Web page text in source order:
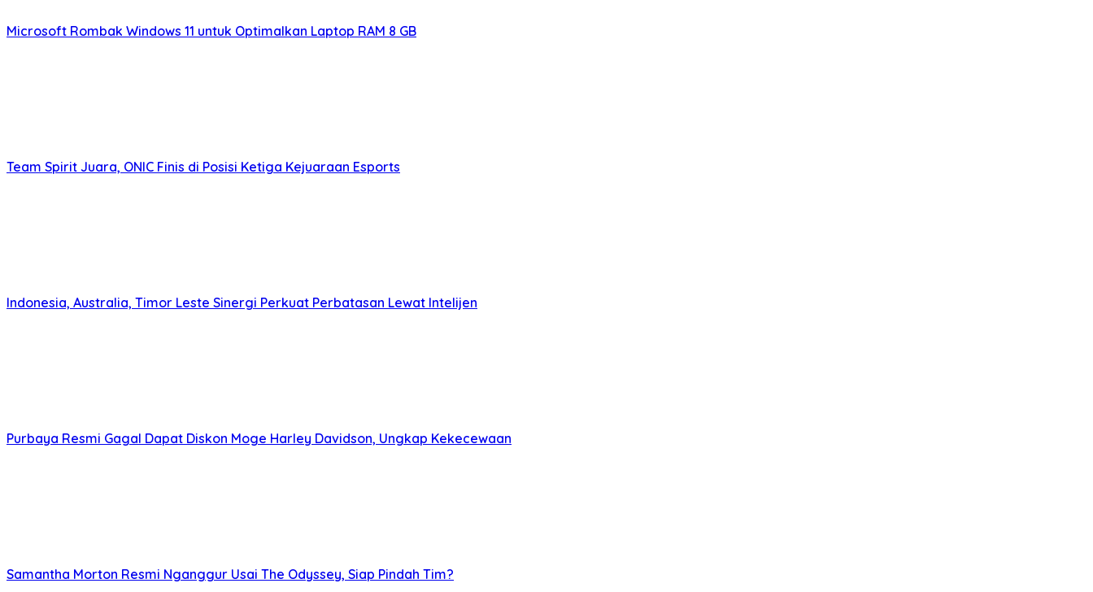
Microsoft Rombak Windows 11 untuk Optimalkan Laptop RAM 8 GB
Team Spirit Juara, ONIC Finis di Posisi Ketiga Kejuaraan Esports
Indonesia, Australia, Timor Leste Sinergi Perkuat Perbatasan Lewat Intelijen
Purbaya Resmi Gagal Dapat Diskon Moge Harley Davidson, Ungkap Kekecewaan
Samantha Morton Resmi Nganggur Usai The Odyssey, Siap Pindah Tim?